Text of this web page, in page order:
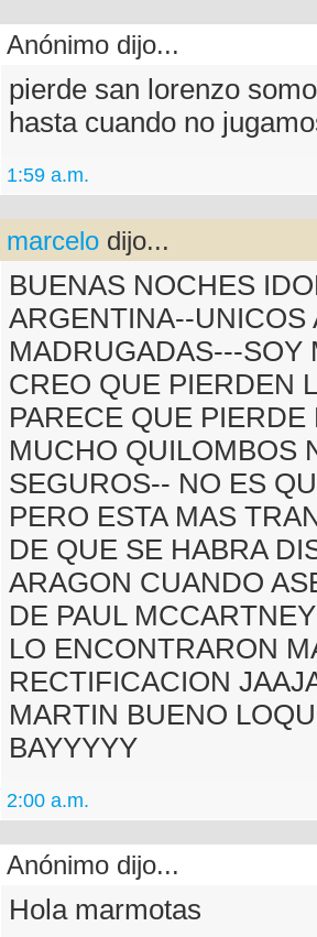
Anónimo dijo...
pierde san lorenzo
hasta cuando no
1:59 a.m.
marcelo dijo...
BUENAS NOCHES
ARGENTINA--UNICOS
MADRUGADAS---SOY
CREO QUE PIERDEN
PARECE QUE PIERDE
MUCHO QUILOMBOS
SEGUROS-- NO ES
PERO ESTA MAS
DE QUE SE HABRA
ARAGON CUANDO
DE PAUL
LO ENCONTRARON
RECTIFICACION
MARTIN BUENO
BAYYYYY
2:00 a.m.
Anónimo dijo...
Hola marmotas